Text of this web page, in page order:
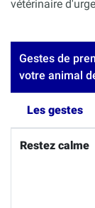
vétérinaire
Gestes de
votre animal
Les gestes
Restez calme